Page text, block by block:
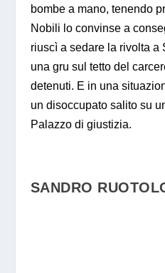
bombe a mano, tenendo
Nobili lo convinse a
riuscì a sedare la rivolta a
una gru sul tetto del
detenuti. E in una
un disoccupato salito su
Palazzo di giustizia.
SANDRO